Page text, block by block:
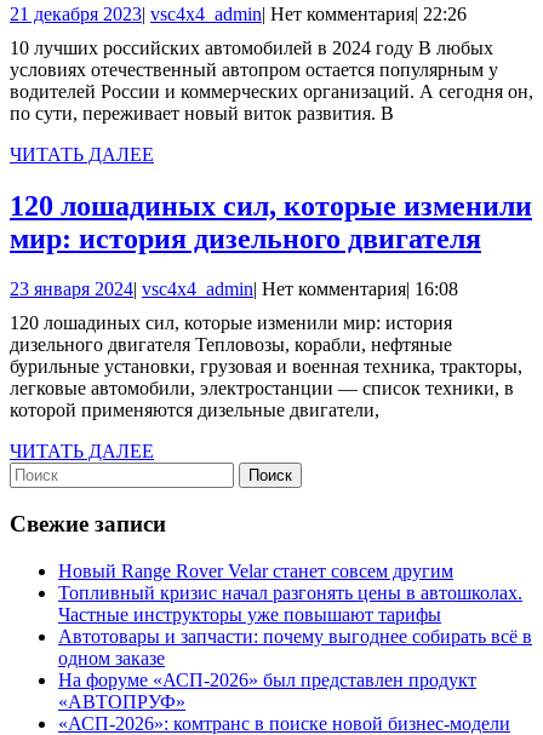
российских
автомобилей
в
2024
году
21 декабря 202321
2023
| vsc4x4_adminvsc4x4_admin
| Нет комментария| 22:26
10 лучших российских автомобилей в 2024 году В любых
условиях отечественный автопром остается популярным у
водителей России и коммерческих организаций. А сегодня он,
по сути, переживает новый виток развития. В
ЧИТАТЬ ДАЛЕЕ
120 лошадиных сил, которые изменили
мир: история дизельного двигателя120
мир:
23 января 202423
2024
vsc4x4_adminvsc4x4_admin
Нет комментария 16:08
120 лошадиных сил, которые изменили мир: история
дизельного двигателя Тепловозы, корабли, нефтяные
бурильные установки, грузовая и военная техника, тракторы,
легковые автомобили, электростанции — список техники, в
которой применяются дизельные двигатели,
ЧИТАТЬ ДАЛЕЕ
Найти:
Свежие записи
Новый Range Rover Velar станет совсем другим
Топливный кризис начал разгонять цены в автошколах.
Частные инструкторы уже повышают тарифы
Автотовары и запчасти: почему выгоднее собирать всё в
одном заказе
На форуме «АСП-2026» был представлен продукт
«АВТОПРУФ»
«АСП-2026»: комтранс в поиске новой бизнес-модели